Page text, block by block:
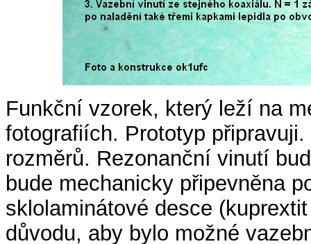
Funkční vzorek, který leží na
fotografiích. Prototyp
rozměrů. Rezonanční vinutí
bude mechanicky připevněna
sklolaminátové desce
důvodu, aby bylo možné